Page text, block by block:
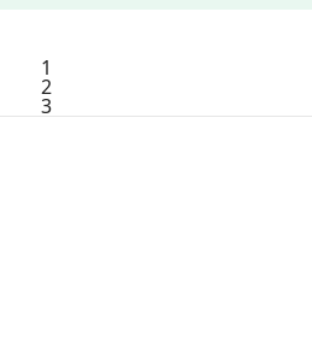
1
2
3